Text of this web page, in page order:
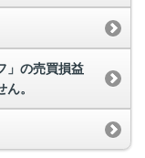
」の売買損益
。